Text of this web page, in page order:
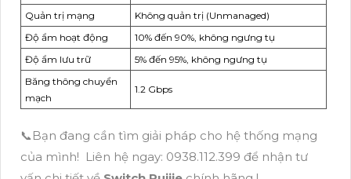
Quản trị mạng
Không quản trị (Unmanaged)
Độ ẩm hoạt động
10% đến 90%, không ngưng tụ
Độ ẩm lưu trữ
5% đến 95%, không ngưng tụ
Băng thông chuyển
mạch
1.2 Gbps
📞Bạn đang cần tìm giải pháp cho hệ thống mạng
của mình! Liên hệ ngay: 0938.112.399 để nhận tư